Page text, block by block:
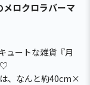
メロクロラバーマ
ュートな雑貨『月
♡
、なんと約40cm×